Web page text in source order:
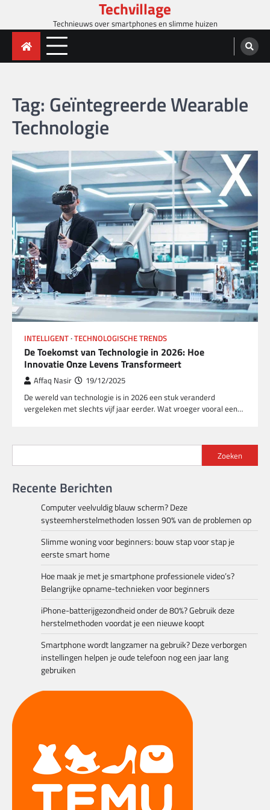
content
Techvillage
Technieuws over smartphones en slimme huizen
Tag: Geïntegreerde Wearable
Technologie
INTELLIGENT TECHNOLOGISCHE TRENDS
De Toekomst van Technologie in 2026: Hoe
Innovatie Onze Levens Transformeert
Affaq Nasir 19/12/2025
De wereld van technologie is in 2026 een stuk veranderd
vergeleken met slechts vijf jaar eerder. Wat vroeger vooral een…
Zoeken
Recente Berichten
Computer veelvuldig blauw scherm? Deze
systeemherstelmethoden lossen 90% van de problemen op
Slimme woning voor beginners: bouw stap voor stap je
eerste smart home
Hoe maak je met je smartphone professionele video’s?
Belangrijke opname-technieken voor beginners
iPhone-batterijgezondheid onder de 80%? Gebruik deze
herstelmethoden voordat je een nieuwe koopt
Smartphone wordt langzamer na gebruik? Deze verborgen
instellingen helpen je oude telefoon nog een jaar lang
gebruiken